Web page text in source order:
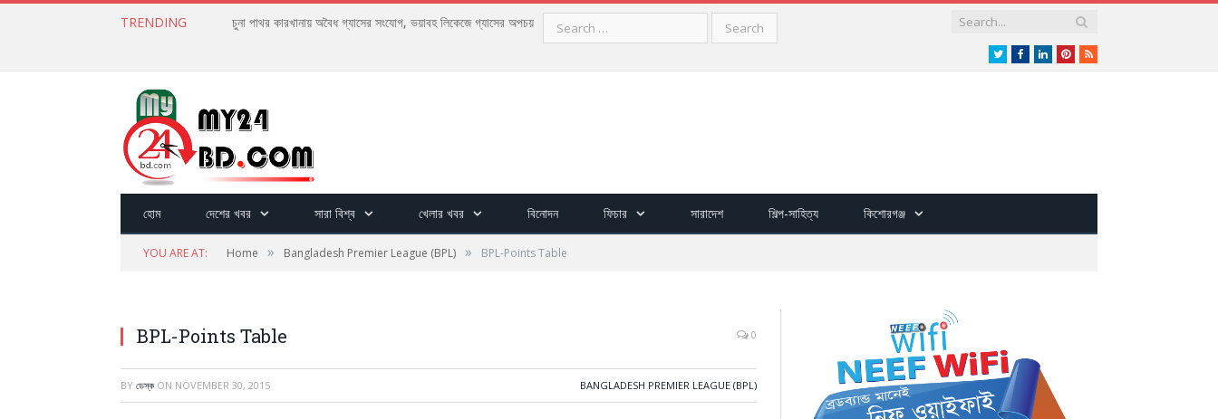
TRENDING চুনা পাথর কারখানায় অবৈধ গ্যাসের সংযোগ, ভয়াবহ লিকেজে গ্যাসের অপচয়
Search
for:
TwitterFacebookLinkedInPinterest
RSS
হোম দেশের খবর সারা বিশ্ব খেলার খবর বিনোদন ফিচার সারাদেশ শিল্প-সাহিত্য কিশোরগঞ্জ
YOU ARE AT: Home » Bangladesh Premier League (BPL) » BPL-Points Table
BPL-Points Table 0
BY ডেস্ক ON NOVEMBER 30, 2015 BANGLADESH PREMIER LEAGUE (BPL)